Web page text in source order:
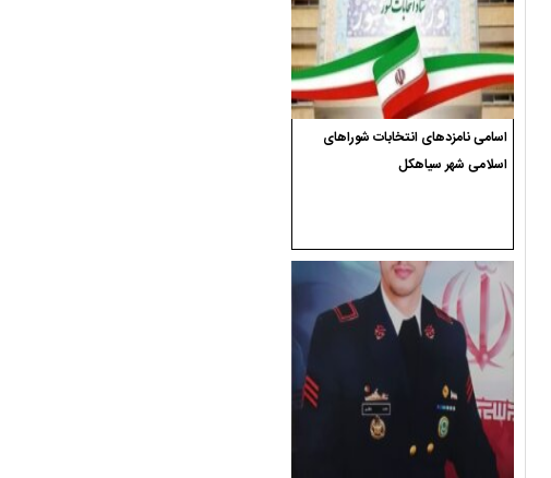
اسامی نامزدهای انتخابات شوراهای
اسلامی شهر سیاهکل